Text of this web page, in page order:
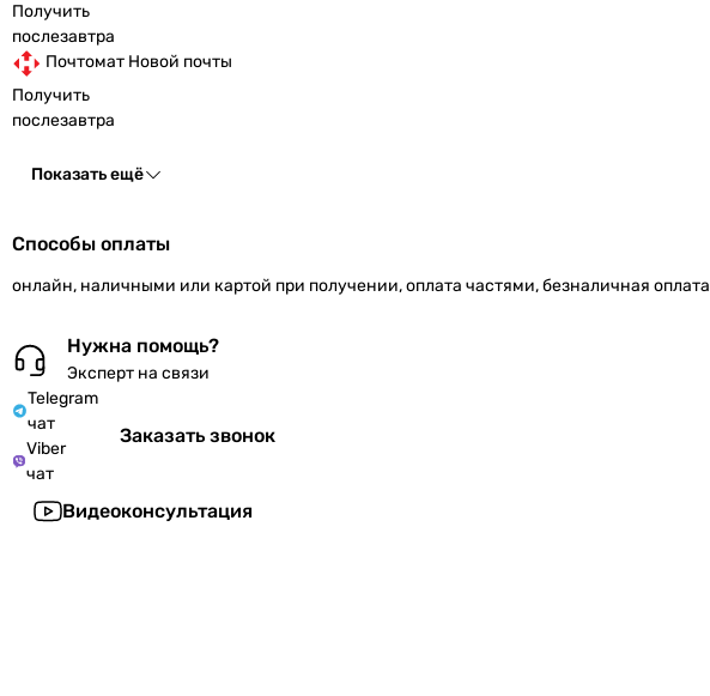
Получить
послезавтра
Почтомат Новой почты
Получить
послезавтра
Показать ещё
Способы оплаты
онлайн, наличными или картой при получении, оплата частями, безналичная оплата
Нужна помощь?
Эксперт на связи
Telegram
чат
Viber
чат
Заказать звонок
Видеоконсультация